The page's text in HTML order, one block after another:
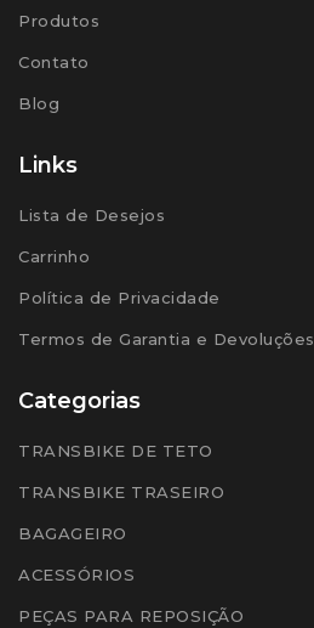
Produtos
Contato
Blog
Links
Lista de Desejos
Carrinho
Política de Privacidade
Termos de Garantia e Devoluções
Categorias
TRANSBIKE DE TETO
TRANSBIKE TRASEIRO
BAGAGEIRO
ACESSÓRIOS
PEÇAS PARA REPOSIÇÃO